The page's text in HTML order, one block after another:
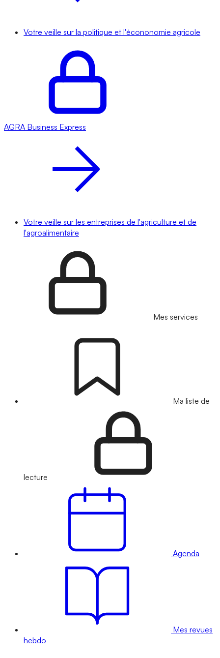
Votre veille sur la politique et l'écononomie agricole
AGRA Business Express
Votre veille sur les entreprises de l'agriculture et de
l'agroalimentaire
Mes services
Ma liste de
lecture
Agenda
Mes revues
hebdo